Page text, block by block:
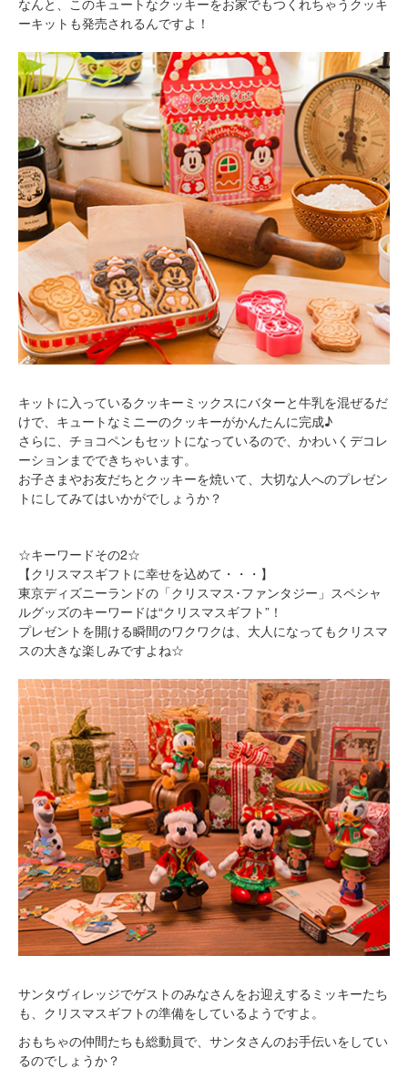
なんと、このキュートなクッキーをお家でもつくれちゃうクッキ
ーキットも発売されるんですよ！
キットに入っているクッキーミックスにバターと牛乳を混ぜるだ
けで、キュートなミニーのクッキーがかんたんに完成♪
さらに、チョコペンもセットになっているので、かわいくデコレ
ーションまでできちゃいます。
お子さまやお友だちとクッキーを焼いて、大切な人へのプレゼン
トにしてみてはいかがでしょうか？
☆キーワードその2☆
【クリスマスギフトに幸せを込めて・・・】
東京ディズニーランドの「クリスマス･ファンタジー」スペシャ
ルグッズのキーワードは“クリスマスギフト”！
プレゼントを開ける瞬間のワクワクは、大人になってもクリスマ
スの大きな楽しみですよね☆
サンタヴィレッジでゲストのみなさんをお迎えするミッキーたち
も、クリスマスギフトの準備をしているようですよ。
おもちゃの仲間たちも総動員で、サンタさんのお手伝いをしてい
るのでしょうか？